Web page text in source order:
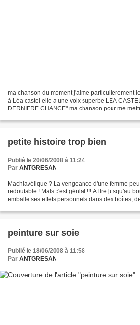
ma chanson du moment j'aime particulierement
à Léa castel elle a une voix superbe LEA
DERNIERE CHANCE" ma chanson pour me
petite histoire trop bien
Publié le 20/06/2008 à 11:24
Par ANTGRESAN
Machiavélique ? La vengeance d'une femme
redoutable ! Mais c'est génial !!! A lire jusqu'au
emballé ses effets personnels dans des boîtes,
peinture sur soie
Publié le 18/06/2008 à 11:58
Par ANTGRESAN